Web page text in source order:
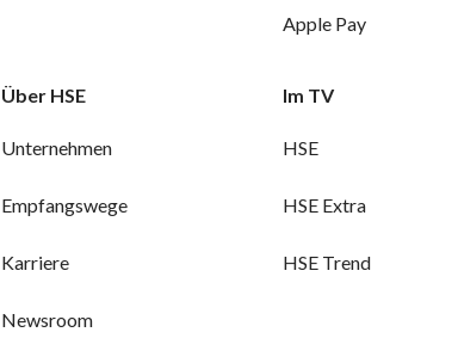
Apple Pay
Über HSE
Unternehmen
Empfangswege
Karriere
Newsroom
Im TV
HSE
HSE Extra
HSE Trend